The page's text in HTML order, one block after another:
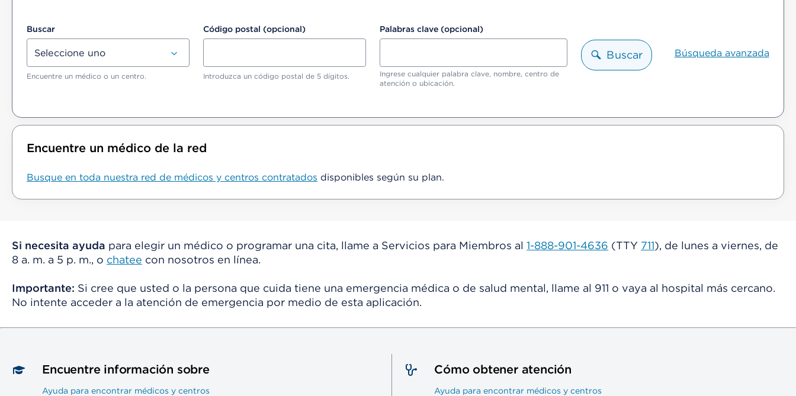
Buscar
Encuentre un médico o un centro.
Código postal (opcional)
Introduzca un código postal de 5 dígitos.
Palabras clave (opcional)
Ingrese cualquier palabra clave, nombre, centro de
atención o ubicación.
Buscar Búsqueda avanzada
Encuentre un médico de la red
Busque en toda nuestra red de médicos y centros contratados disponibles según su plan.
Si necesita ayuda para elegir un médico o programar una cita, llame a Servicios para Miembros al 1-888-901-4636 (TTY 711), de lunes a viernes, de
8 a. m. a 5 p. m., o chatee con nosotros en línea.
Importante: Si cree que usted o la persona que cuida tiene una emergencia médica o de salud mental, llame al 911 o vaya al hospital más cercano.
No intente acceder a la atención de emergencia por medio de esta aplicación.
Encuentre información sobre
Ayuda para encontrar médicos y centros
Cómo obtener atención
Ayuda para encontrar médicos y centros